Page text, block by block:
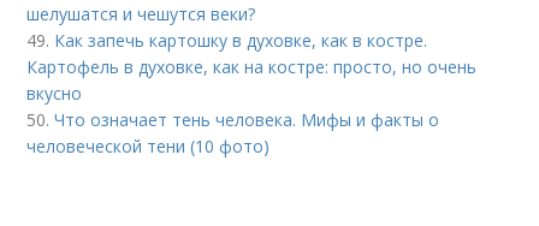
шелушатся и чешутся веки?
49. Как запечь картошку в духовке, как в костре.
Картофель в духовке, как на костре: просто, но очень
вкусно
50.Что означает тень человека. Мифы и факты о
человеческой тени (10 фото)